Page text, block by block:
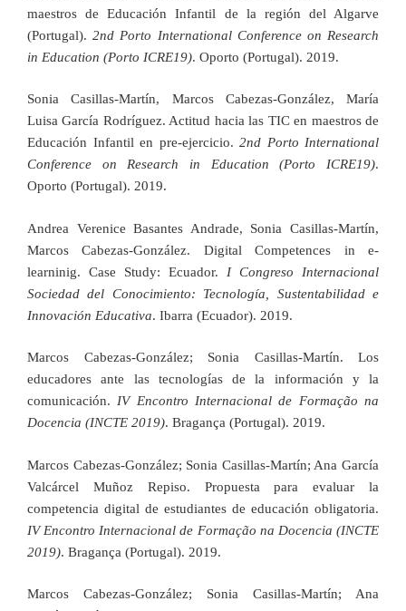
maestros de Educación Infantil de la región del Algarve
(Portugal).2nd Porto International Conference on Research
in Education (Porto ICRE19). Oporto (Portugal). 2019.
Sonia Casillas-Martín, Marcos Cabezas-González, María
Luisa García Rodríguez. Actitud hacia las TIC en maestros de
Educación Infantil en pre-ejercicio. 2nd Porto International
Conference on Research in Education (Porto ICRE19).
Oporto (Portugal). 2019.
Andrea Verenice Basantes Andrade, Sonia Casillas-Martín,
Marcos Cabezas-González. Digital Competences in e-
learninig. Case Study: Ecuador. I Congreso Internacional
Sociedad del Conocimiento: Tecnología, Sustentabilidad e
Innovación Educativa. Ibarra (Ecuador). 2019.
Marcos Cabezas-González; Sonia Casillas-Martín. Los
educadores ante las tecnologías de la información y la
comunicación. IV Encontro Internacional de Formação na
Docencia (INCTE 2019). Bragança (Portugal). 2019.
Marcos Cabezas-González; Sonia Casillas-Martín; Ana García
Valcárcel Muñoz Repiso. Propuesta para evaluar la
competencia digital de estudiantes de educación obligatoria.
IV Encontro Internacional de Formação na Docencia (INCTE
2019). Bragança (Portugal). 2019.
Marcos Cabezas-González; Sonia Casillas-Martín; Ana